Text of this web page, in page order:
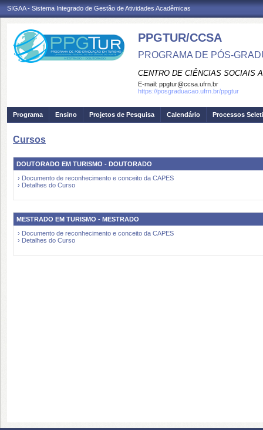
SIGAA - Sistema Integrado de Gestão de Atividades Acadêmicas
PPGTUR/CCSA
PROGRAMA DE PÓS-
CENTRO DE CIÊNCIAS SOCIAIS
E-mail: ppgtur@ccsa.ufrn.br
https://posgraduacao.ufrn.br/ppgtur
Programa Ensino Projetos de Pesquisa Calendário Processos
Cursos
DOUTORADO EM TURISMO - DOUTORADO
› Documento de reconhecimento e conceito da CAPES
› Detalhes do Curso
MESTRADO EM TURISMO - MESTRADO
› Documento de reconhecimento e conceito da CAPES
› Detalhes do Curso